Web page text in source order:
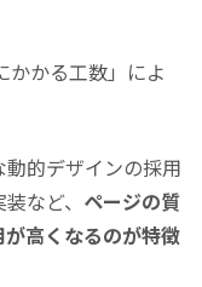
かかる工数」によ
的デザインの採用
など、 ページの質
高くなるのが特徴